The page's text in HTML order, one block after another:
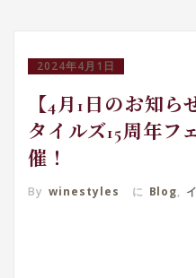
2024年4月1日
【4月1日のお知
タイルズ15周年フ
催！
By winestyles に Blog,